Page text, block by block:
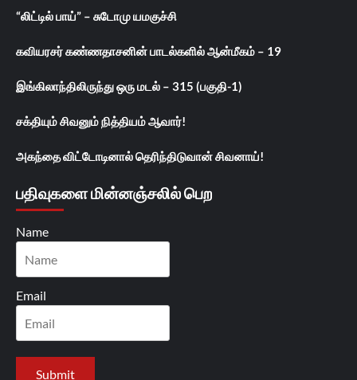
“லிட்டில் பாய்” – சுடோமு யமகுச்சி
கவியரசர் கண்ணதாசனின் பாடல்களில் ஆன்மீகம் – 19
இங்கிலாந்திலிருந்து ஒரு மடல் – 315 (பகுதி-1)
சக்தியும் சிவனும் நித்தியம் ஆவார்!
அகந்தை விட்டோடினால் தெரிந்திடுவான் சிவனாய்!
பதிவுகளை மின்னஞ்சலில் பெற
Name
Email